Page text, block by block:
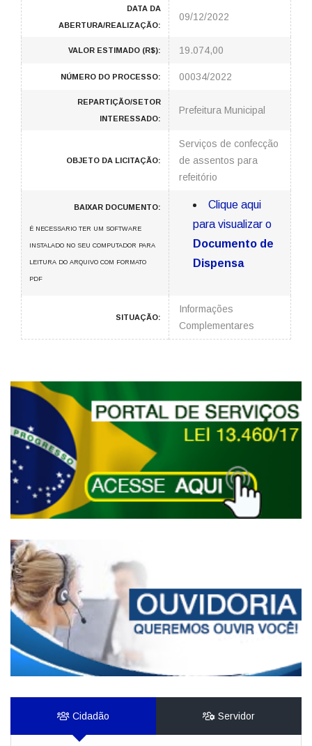
DATA DA
ABERTURA/REALIZAÇÃO:
09/12/2022
VALOR ESTIMADO (R$): 19.074,00
NÚMERO DO PROCESSO: 00034/2022
REPARTIÇÃO/SETOR
INTERESSADO:
Prefeitura Municipal
OBJETO DA LICITAÇÃO:
Serviços de confecção
de assentos para
refeitório
BAIXAR DOCUMENTO:
É NECESSARIO TER UM SOFTWARE
INSTALADO NO SEU COMPUTADOR PARA
LEITURA DO ARQUIVO COM FORMATO
PDF
Clique aqui
para visualizar o
Documento de
Dispensa
SITUAÇÃO:
Informações
Complementares
Cidadão Servidor